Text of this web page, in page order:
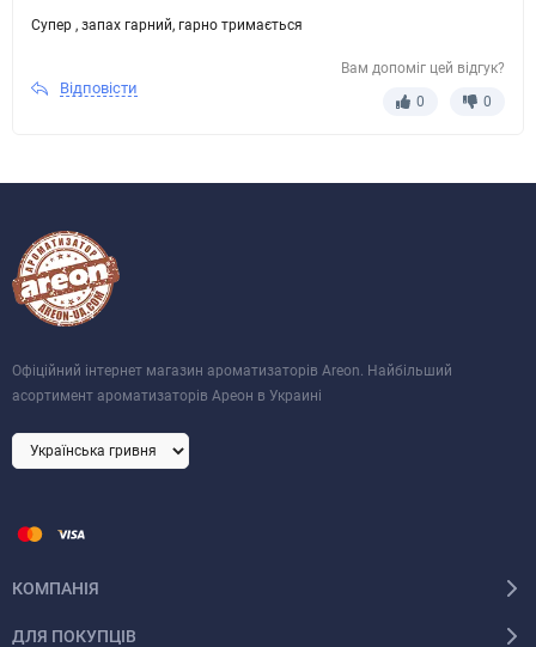
Супер , запах гарний, гарно тримається
Відповісти
Вам допоміг цей відгук?
0
0
Офіційний інтернет магазин ароматизаторів Areon. Найбільший
асортимент ароматизаторів Ареон в Украині
КОМПАНІЯ
ДЛЯ ПОКУПЦІВ